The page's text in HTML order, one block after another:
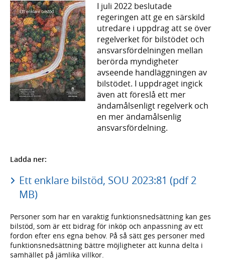
I juli 2022 beslutade
regeringen att ge en särskild
utredare i uppdrag att se över
regelverket för bilstödet och
ansvarsfördelningen mellan
berörda myndigheter
avseende handläggningen av
bilstödet. I uppdraget ingick
även att föreslå ett mer
ändamålsenligt regelverk och
en mer ändamålsenlig
ansvarsfördelning.
Ladda ner:
Ett enklare bilstöd, SOU 2023:81 (pdf 2
MB)
Personer som har en varaktig funktionsnedsättning kan ges
bilstöd, som är ett bidrag för inköp och anpassning av ett
fordon efter ens egna behov. På så sätt ges personer med
funktionsnedsättning bättre möjligheter att kunna delta i
samhället på jämlika villkor.